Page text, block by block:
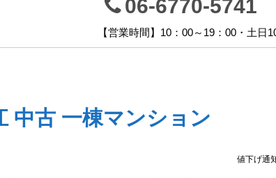
06-6770-5741
【営業時間】10：00～19：00・土
中古 一棟マンション
値下げ通